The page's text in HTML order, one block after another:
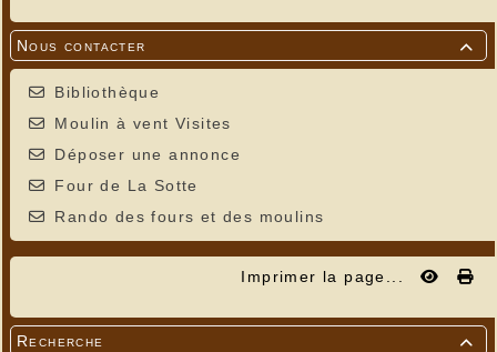

Nous contacter
Bibliothèque
Moulin à vent Visites
Déposer une annonce
Four de La Sotte
Rando des fours et des moulins
Imprimer la page...

Recherche